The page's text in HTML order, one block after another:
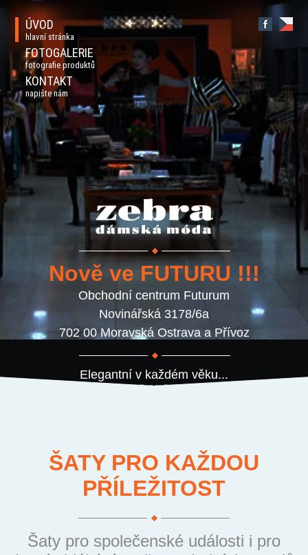
ÚVOD
hlavní stránka
FOTOGALERIE
fotografie produktů
KONTAKT
napište nám
Nově ve FUTURU !!!
Obchodní centrum Futurum
Novinářská 3178/6a
702 00 Moravská Ostrava a Přívoz
Elegantní v každém věku...
ŠATY PRO KAŽDOU
PŘÍLEŽITOST
Šaty pro společenské události i pro